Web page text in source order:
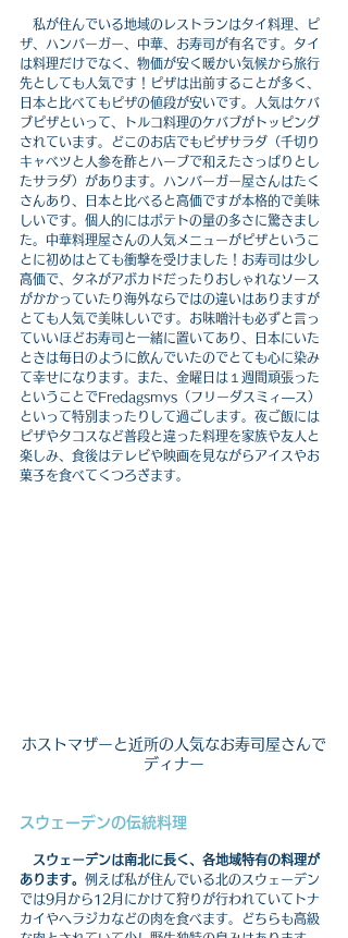
私が住んでいる地域のレストランはタイ料理、ピ
ザ、ハンバーガー、中華、お寿司が有名です。タイ
は料理だけでなく、物価が安く暖かい気候から旅行
先としても人気です！ピザは出前することが多く、
日本と比べてもピザの値段が安いです。人気はケバ
ブピザといって、トルコ料理のケバブがトッピング
されています。どこのお店でもピザサラダ（千切り
キャベツと人参を酢とハーブで和えたさっぱりとし
たサラダ）があります。ハンバーガー屋さんはたく
さんあり、日本と比べると高価ですが本格的で美味
しいです。個人的にはポテトの量の多さに驚きまし
た。中華料理屋さんの人気メニューがピザというこ
とに初めはとても衝撃を受けました！お寿司は少し
高価で、タネがアボカドだったりおしゃれなソース
がかかっていたり海外ならではの違いはありますが
とても人気で美味しいです。お味噌汁も必ずと言っ
ていいほどお寿司と一緒に置いてあり、日本にいた
ときは毎日のように飲んでいたのでとても心に染み
て幸せになります。また、金曜日は１週間頑張った
ということでFredagsmys（フリーダスミィ―ス）
といって特別まったりして過ごします。夜ご飯には
ピザやタコスなど普段と違った料理を家族や友人と
楽しみ、食後はテレビや映画を見ながらアイスやお
菓子を食べてくつろぎます。
ホストマザーと近所の人気なお寿司屋さんで
ディナー
スウェーデンの伝統料理
スウェーデンは南北に長く、各地域特有の料理が
あります。 例えば私が住んでいる北のスウェーデン
では9月から12月にかけて狩りが行われていてトナ
カイやヘラジカなどの肉を食べます。どちらも高級